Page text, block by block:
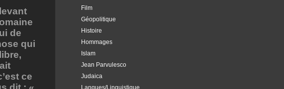
Film
Géopolitique
Histoire
Hommages
Islam
Jean Parvulesco
Judaica
Langues/Linguistique
de
qui
ce